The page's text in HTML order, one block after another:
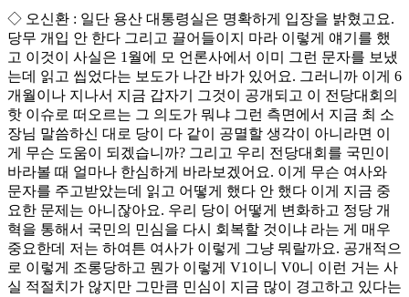
◇ 오신환 : 일단 용산 대통령실은 명확하게 입장을 밝혔고요.
당무 개입 안 한다 그리고 끌어들이지 마라 이렇게 얘기를 했
고 이것이 사실은 1월에 모 언론사에서 이미 그런 문자를 보냈
는데 읽고 씹었다는 보도가 나간 바가 있어요. 그러니까 이게 6
개월이나 지나서 지금 갑자기 그것이 공개되고 이 전당대회의
핫 이슈로 떠오르는 그 의도가 뭐냐 그런 측면에서 지금 최 소
장님 말씀하신 대로 당이 다 같이 공멸할 생각이 아니라면 이
게 무슨 도움이 되겠습니까? 그리고 우리 전당대회를 국민이
바라볼 때 얼마나 한심하게 바라보겠어요. 이게 무슨 여사와
문자를 주고받았는데 읽고 어떻게 했다 안 했다 이게 지금 중
요한 문제는 아니잖아요. 우리 당이 어떻게 변화하고 정당 개
혁을 통해서 국민의 민심을 다시 회복할 것이냐 라는 게 매우
중요한데 저는 하여튼 여사가 이렇게 그냥 뭐랄까요. 공개적으
로 이렇게 조롱당하고 뭔가 이렇게 V1이니 V0니 이런 거는 사
실 적절치가 않지만 그만큼 민심이 지금 많이 경고하고 있다는